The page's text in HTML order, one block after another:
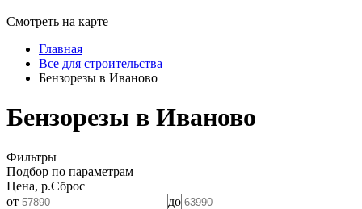
Смотреть на карте
Главная
Все для строительства
Бензорезы в Иваново
Бензорезы в Иваново
Фильтры
Подбор по параметрам
Цена, р.Сброс
от
до